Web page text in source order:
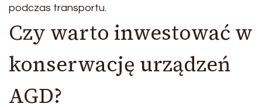
podczas transportu.
Czy warto inwestować w
konserwację urządzeń
AGD?